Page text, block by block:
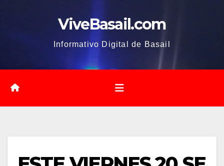
ViveBasail.com
Informativo Digital de Basail